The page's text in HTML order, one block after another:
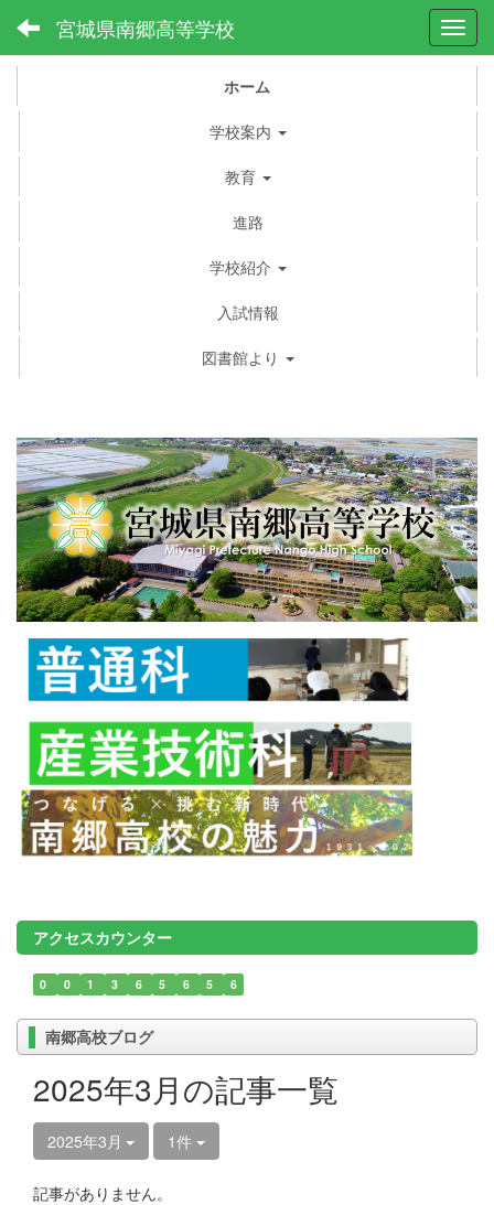
宮城県南郷高等学校
ホーム
学校案内
教育
進路
学校紹介
入試情報
図書館より
アクセスカウンター
0 0 1 3 6 5 6 5 6
南郷高校ブログ
2025年3月の記事一覧
2025年3月 1件
記事がありません。